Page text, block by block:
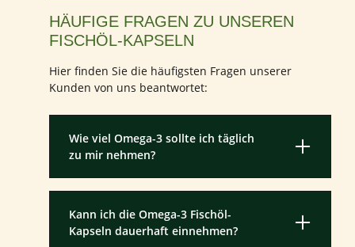
HÄUFIGE FRAGEN ZU UNSEREN
FISCHÖL-KAPSELN
Hier finden Sie die häufigsten Fragen unserer
Kunden von uns beantwortet:
Wie viel Omega-3 sollte ich täglich
zu mir nehmen?
Kann ich die Omega-3 Fischöl-
Kapseln dauerhaft einnehmen?